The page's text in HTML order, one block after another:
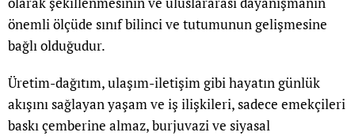
önemli ölçüde sınıf bilinci ve tutumunun gelişmesine
bağlı olduğudur.
Üretim-dağıtım, ulaşım-iletişim gibi hayatın günlük
akışını sağlayan yaşam ve iş ilişkileri, sadece emekçileri
baskı çemberine almaz, burjuvazi ve siyasal